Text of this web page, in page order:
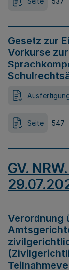
Gesetz zur
Vorkurse
Seite 547
GV.
Verordnung